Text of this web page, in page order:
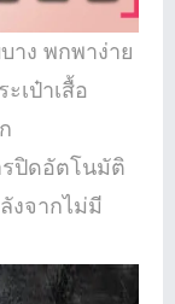
าง พกพาง่าย
เป๋าเสื้อ
ปิดอัตโนมัติ
งจากไม่มี